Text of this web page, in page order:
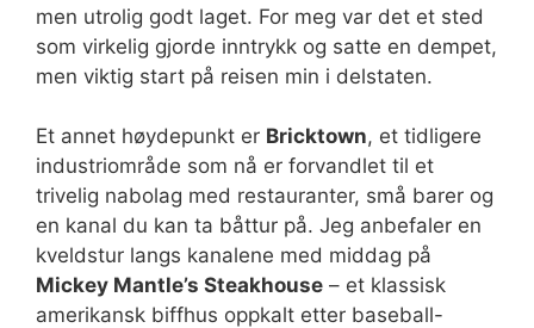
men utrolig godt laget. For meg var det et sted
som virkelig gjorde inntrykk og satte en dempet,
men viktig start på reisen min i delstaten.
Et annet høydepunkt er Bricktown, et tidligere
industriområde som nå er forvandlet til et
trivelig nabolag med restauranter, små barer og
en kanal du kan ta båttur på. Jeg anbefaler en
kveldstur langs kanalene med middag på
Mickey Mantle’s Steakhouse – et klassisk
amerikansk biffhus oppkalt etter baseball-